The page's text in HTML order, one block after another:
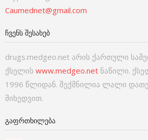
Caumednet@gmail.com
ᲩᲕᲔᲜᲡ ᲨᲔᲡᲐᲮᲔᲑ
drugs.medgeo.net არის ქართული
ქსელის www.medgeo.net ნაწილი.
1996 წლიდან. შექმნილია ლალი
მიხედვით.
ᲒᲐᲤᲠᲗᲮᲘᲚᲔᲑᲐ